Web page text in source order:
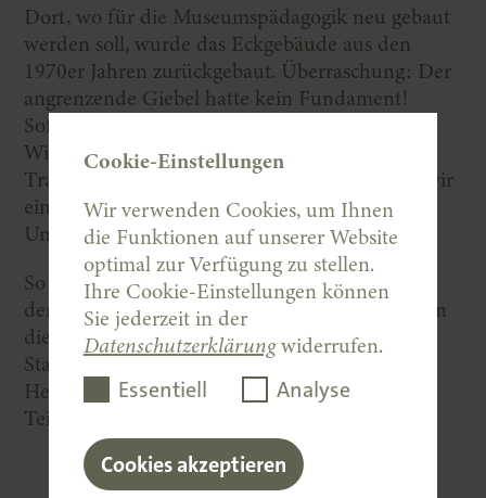
Dort, wo für die Museumspädagogik neu gebaut
werden soll, wurde das Eckgebäude aus den
1970er Jahren zurückgebaut. Überraschung: Der
angrenzende Giebel hatte kein Fundament!
Sofort mussten wir die Arbeiten unterbrechen.
Wie konnte es weitergehen? Gemeinsam mit
Tragwerksplaner und Bauherrn entwickelten wir
ein Konzept zur Nachgründung und
Unterfangung.
So wurden im Juli 2023 Bohrpfähle unterhalb
der Giebelwände in eine Tiefe von 21 Metern in
die Erde getrieben, im August lastableitende
Stahlträger eingebaut. Lob allen, die diese
Herausforderung meisterten, so dass die
Teilabnahme wie geplant stattfinden konnte.
Cookie-Einstellungen
Wir verwenden Cookies, um Ihnen
die Funktionen auf unserer Website
optimal zur Verfügung zu stellen.
Ihre Cookie-Einstellungen können
Sie jederzeit in der
Datenschutzerklärungwiderrufen.
Essentiell Analyse
Cookies akzeptieren